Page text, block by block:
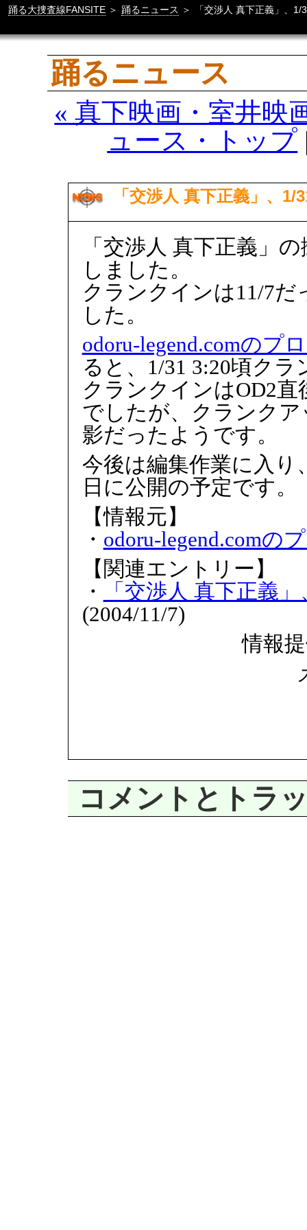
踊る大捜査線FANSITE ＞ 踊るニュース ＞ 「交渉人 真下正義」、
踊るニュース
« 真下映画・室井映
ュース・トップ
「交渉人 真下正義」、
「交渉人 真下正義」
しました。
クランクインは11/7だ
した。
odoru-legend.comのプ
ると、1/31 3:20頃ク
クランクインはOD2
でしたが、クランク
影だったようです。
今後は編集作業に入り
日に公開の予定です。
【情報元】
・ odoru-legend.comの
【関連エントリー】
・
「交渉人 真下正義
(2004/11/7)
情報
コメントとトラ